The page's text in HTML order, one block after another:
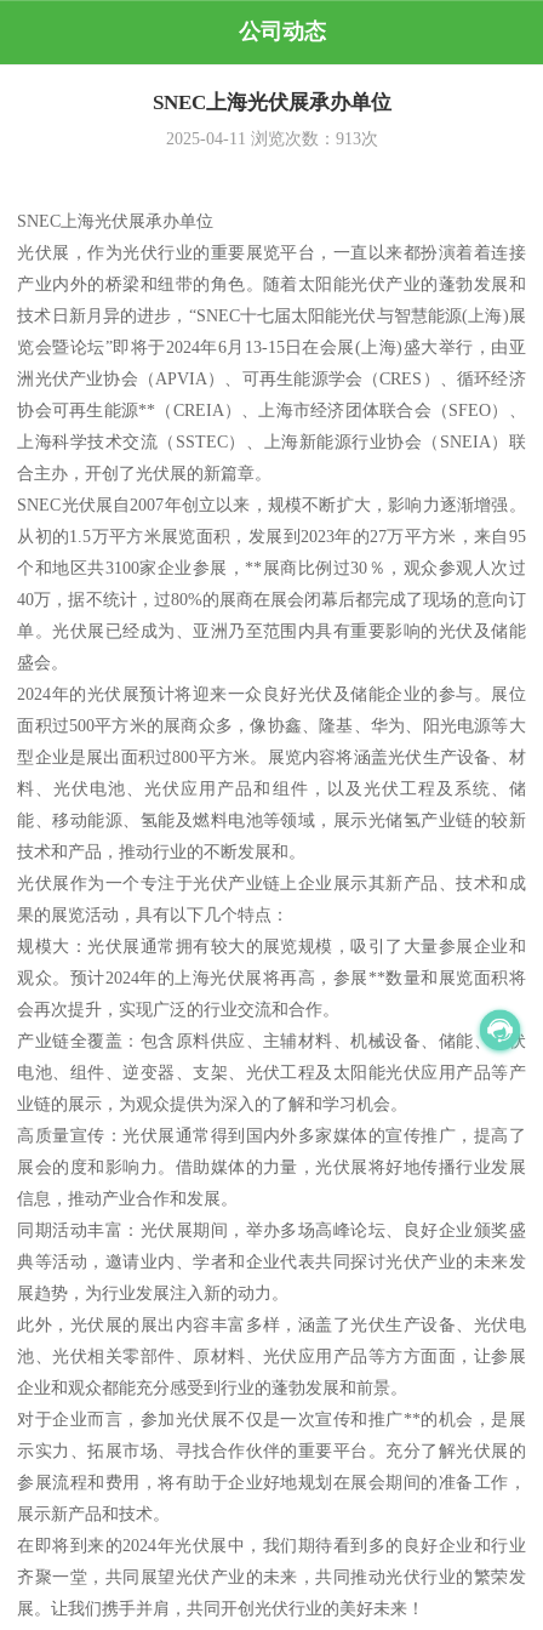
公司动态
SNEC上海光伏展承办单位
2025-04-11 浏览次数： 913次
SNEC上海光伏展承办单位
光伏展，作为光伏行业的重要展览平台，一直以来都扮演着着连接
产业内外的桥梁和纽带的角色。随着太阳能光伏产业的蓬勃发展和
技术日新月异的进步，“SNEC十七届太阳能光伏与智慧能源(上海)展
览会暨论坛”即将于2024年6月13-15日在会展(上海)盛大举行，由亚
洲光伏产业协会（APVIA）、可再生能源学会（CRES）、循环经济
协会可再生能源**（CREIA）、上海市经济团体联合会（SFEO）、
上海科学技术交流（SSTEC）、上海新能源行业协会（SNEIA）联
合主办，开创了光伏展的新篇章。
SNEC光伏展自2007年创立以来，规模不断扩大，影响力逐渐增强。
从初的1.5万平方米展览面积，发展到2023年的27万平方米，来自95
个和地区共3100家企业参展，**展商比例过30％，观众参观人次过
40万，据不统计，过80%的展商在展会闭幕后都完成了现场的意向订
单。光伏展已经成为、亚洲乃至范围内具有重要影响的光伏及储能
盛会。
2024年的光伏展预计将迎来一众良好光伏及储能企业的参与。展位
面积过500平方米的展商众多，像协鑫、隆基、华为、阳光电源等大
型企业是展出面积过800平方米。展览内容将涵盖光伏生产设备、材
料、光伏电池、光伏应用产品和组件，以及光伏工程及系统、储
能、移动能源、氢能及燃料电池等领域，展示光储氢产业链的较新
技术和产品，推动行业的不断发展和。
光伏展作为一个专注于光伏产业链上企业展示其新产品、技术和成
果的展览活动，具有以下几个特点：
规模大：光伏展通常拥有较大的展览规模，吸引了大量参展企业和
观众。预计2024年的上海光伏展将再高，参展**数量和展览面积将
会再次提升，实现广泛的行业交流和合作。
产业链全覆盖：包含原料供应、主辅材料、机械设备、储能、光伏
电池、组件、逆变器、支架、光伏工程及太阳能光伏应用产品等产
业链的展示，为观众提供为深入的了解和学习机会。
高质量宣传：光伏展通常得到国内外多家媒体的宣传推广，提高了
展会的度和影响力。借助媒体的力量，光伏展将好地传播行业发展
信息，推动产业合作和发展。
同期活动丰富：光伏展期间，举办多场高峰论坛、良好企业颁奖盛
典等活动，邀请业内、学者和企业代表共同探讨光伏产业的未来发
展趋势，为行业发展注入新的动力。
此外，光伏展的展出内容丰富多样，涵盖了光伏生产设备、光伏电
池、光伏相关零部件、原材料、光伏应用产品等方方面面，让参展
企业和观众都能充分感受到行业的蓬勃发展和前景。
对于企业而言，参加光伏展不仅是一次宣传和推广**的机会，是展
示实力、拓展市场、寻找合作伙伴的重要平台。充分了解光伏展的
参展流程和费用，将有助于企业好地规划在展会期间的准备工作，
展示新产品和技术。
在即将到来的2024年光伏展中，我们期待看到多的良好企业和行业
齐聚一堂，共同展望光伏产业的未来，共同推动光伏行业的繁荣发
展。让我们携手并肩，共同开创光伏行业的美好未来！